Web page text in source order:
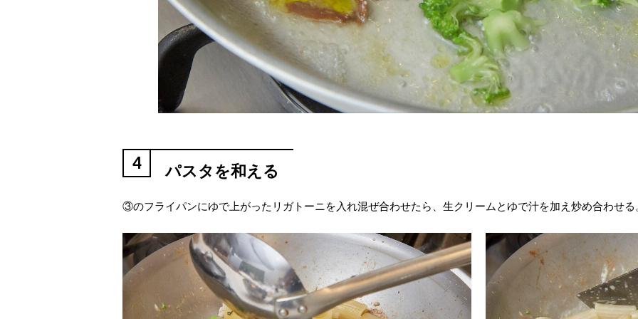
4 パスタを和える
③のフライパンにゆで上がったリガトーニを入れ混ぜ合わせたら、生クリームとゆで汁を加え炒め合わせる